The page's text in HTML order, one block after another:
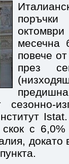
месечна
повече
през
с 6,0%
докато